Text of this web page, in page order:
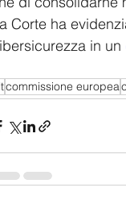
Corte ha
in un
commissione europea